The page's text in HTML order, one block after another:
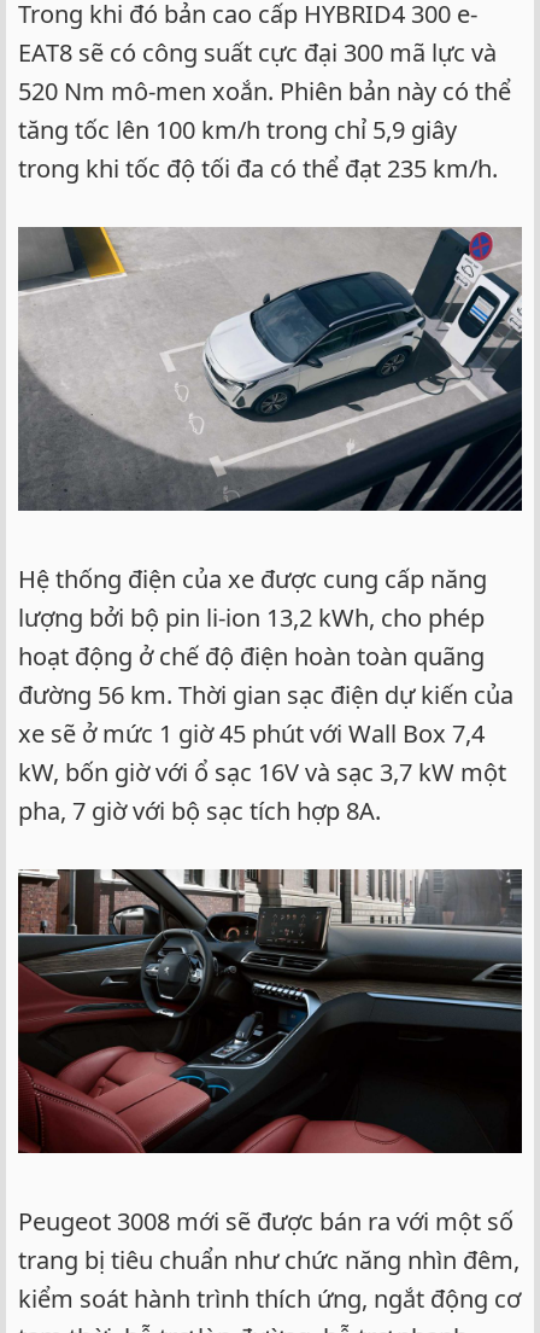
Trong khi đó bản cao cấp HYBRID4 300 e-
EAT8 sẽ có công suất cực đại 300 mã lực và
520 Nm mô-men xoắn. Phiên bản này có thể
tăng tốc lên 100 km/h trong chỉ 5,9 giây
trong khi tốc độ tối đa có thể đạt 235 km/h.
Hệ thống điện của xe được cung cấp năng
lượng bởi bộ pin li-ion 13,2 kWh, cho phép
hoạt động ở chế độ điện hoàn toàn quãng
đường 56 km. Thời gian sạc điện dự kiến của
xe sẽ ở mức 1 giờ 45 phút với Wall Box 7,4
kW, bốn giờ với ổ sạc 16V và sạc 3,7 kW một
pha, 7 giờ với bộ sạc tích hợp 8A.
Peugeot 3008 mới sẽ được bán ra với một số
trang bị tiêu chuẩn như chức năng nhìn đêm,
kiểm soát hành trình thích ứng, ngắt động cơ